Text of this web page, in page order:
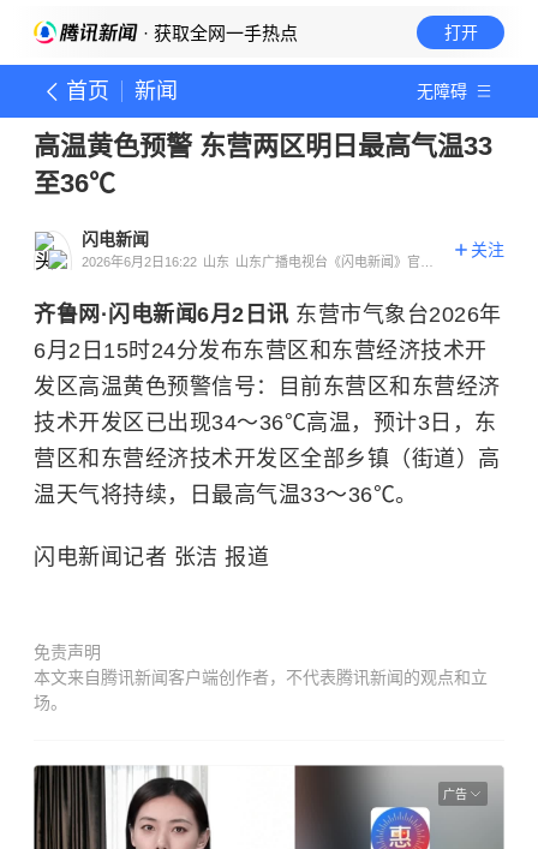
· 获取全网一手热点 打开
首页 新闻 无障碍
高温黄色预警 东营两区明日最高气温33
至36℃
闪电新闻
2026年6月2日16:22 山东 山东广播电视台《闪电新闻》官方
关注
齐鲁网·闪电新闻6月2日讯 东营市气象台2026年
6月2日15时24分发布东营区和东营经济技术开
发区高温黄色预警信号：目前东营区和东营经济
技术开发区已出现34～36℃高温，预计3日，东
营区和东营经济技术开发区全部乡镇（街道）高
温天气将持续，日最高气温33～36℃。
闪电新闻记者 张洁 报道
免责声明
本文来自腾讯新闻客户端创作者，不代表腾讯新闻的观点和立
场。
广告